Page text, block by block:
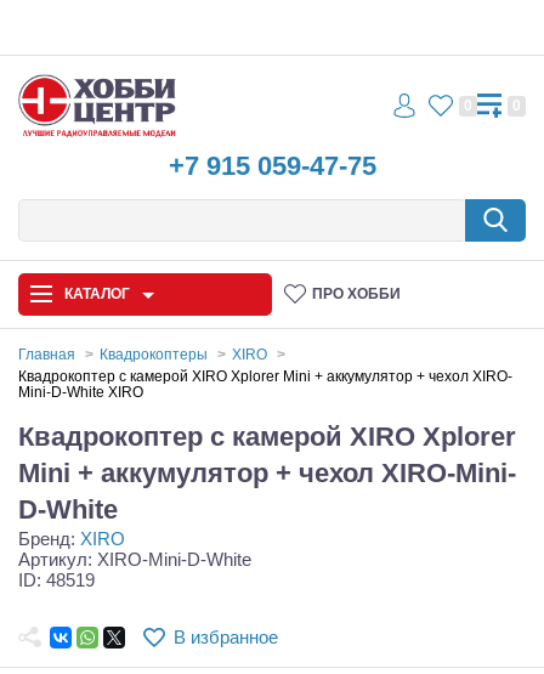
+7 915 059-47-75
0 0
КАТАЛОГ ПРО ХОББИ
Автомодели
Запчасти и аксессуары
Игрушки
Самолеты
Судомодели
Главная Квадрокоптеры
XIRO
Квадрокоптер с камерой XIRO Xplorer Mini + аккумулятор + чехол XIRO-
Mini-D-White XIRO
Квадрокоптер с камерой XIRO Xplorer
Mini + аккумулятор + чехол XIRO-Mini-
D-White
Бренд: XIRO
Артикул: XIRO-Mini-D-White
ID: 48519
В избранное